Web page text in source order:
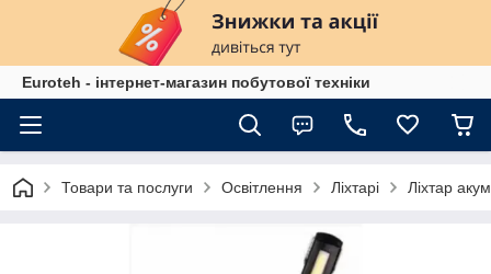
Euroteh - інтернет-магазин побутової техніки
Товари та послуги Освітлення Ліхтарі Ліхтар